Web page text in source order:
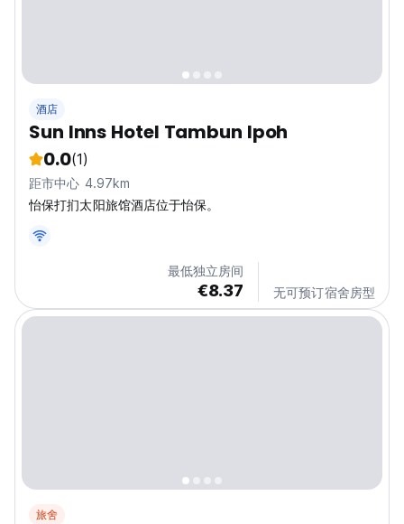
酒店
Sun Inns Hotel Tambun Ipoh
0.0(1)
距市中心 4.97km
怡保打扪太阳旅馆酒店位于怡保。
最低独立房间
€8.37 无可预订宿舍房型
旅舍